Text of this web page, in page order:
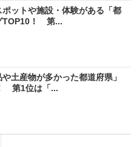
ットや施設・体験がある「都
TOP10！ 第...
や土産物が多かった都道府県」
第1位は「...